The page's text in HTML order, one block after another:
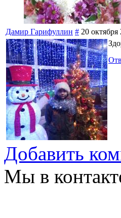
Дамир Гарифуллин # 20
Добавить
Мы в